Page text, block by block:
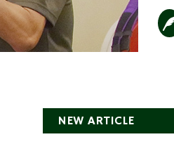
NEW ARTICLE